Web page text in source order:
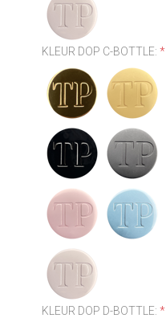
KLEUR DOP C-BOTTLE:*
KLEUR DOP D-BOTTLE:*